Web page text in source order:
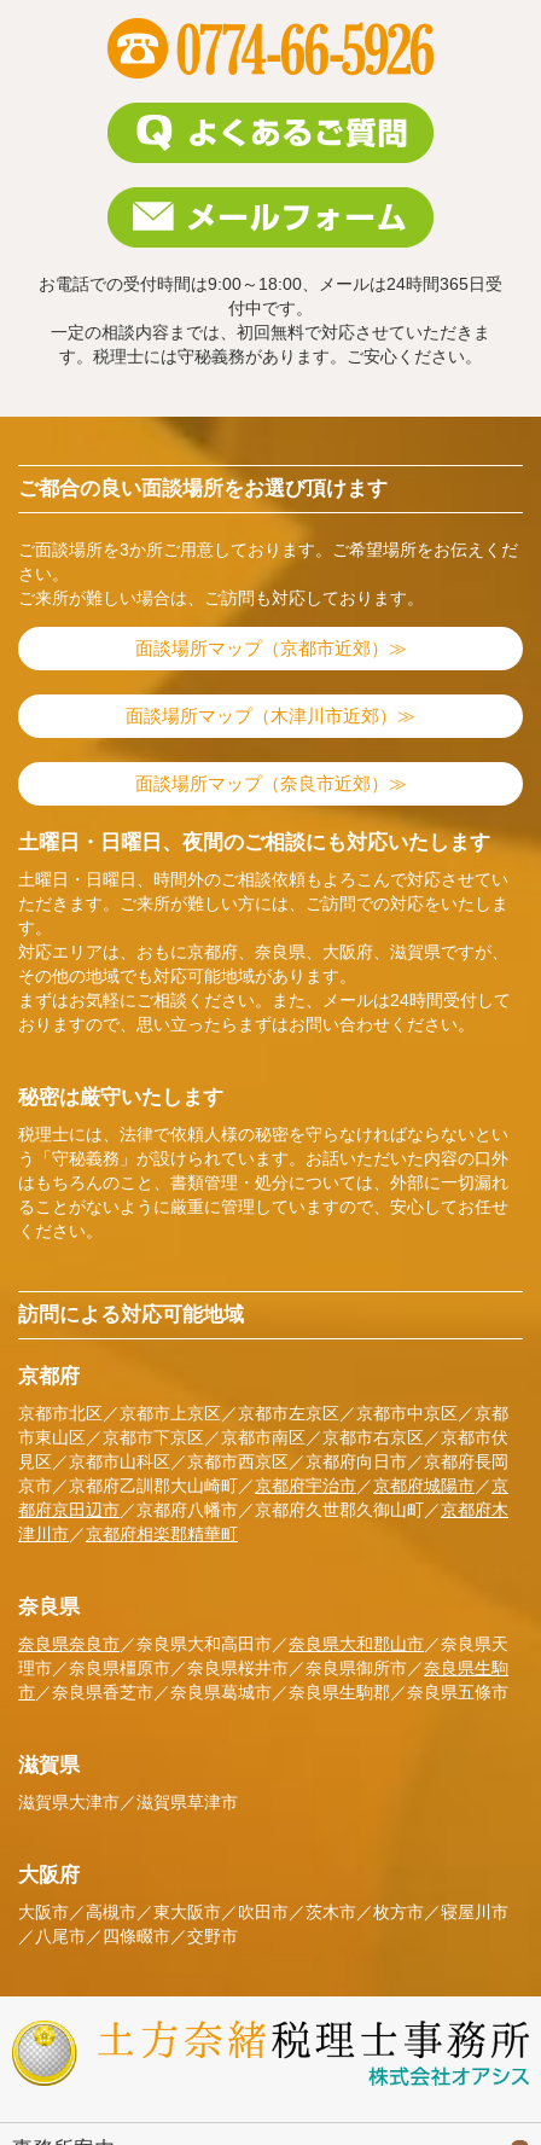
お電話での受付時間は9:00～18:00、メールは24時間365日受
付中です。
一定の相談内容までは、初回無料で対応させていただきま
す。税理士には守秘義務があります。ご安心ください。
ご都合の良い面談場所をお選び頂けます
ご面談場所を3か所ご用意しております。ご希望場所をお伝えくだ
さい。
ご来所が難しい場合は、ご訪問も対応しております。
面談場所マップ（京都市近郊）≫
面談場所マップ（木津川市近郊）≫
面談場所マップ（奈良市近郊）≫
土曜日・日曜日、夜間のご相談にも対応いたします
土曜日・日曜日、時間外のご相談依頼もよろこんで対応させてい
ただきます。ご来所が難しい方には、ご訪問での対応をいたしま
す。
対応エリアは、おもに京都府、奈良県、大阪府、滋賀県ですが、
その他の地域でも対応可能地域があります。
まずはお気軽にご相談ください。また、メールは24時間受付して
おりますので、思い立ったらまずはお問い合わせください。
秘密は厳守いたします
税理士には、法律で依頼人様の秘密を守らなければならないとい
う「守秘義務」が設けられています。お話いただいた内容の口外
はもちろんのこと、書類管理・処分については、外部に一切漏れ
ることがないように厳重に管理していますので、安心してお任せ
ください。
訪問による対応可能地域
京都府
京都市北区／京都市上京区／京都市左京区／京都市中京区／京都
市東山区／京都市下京区／京都市南区／京都市右京区／京都市伏
見区／京都市山科区／京都市西京区／京都府向日市／京都府長岡
京市／京都府乙訓郡大山崎町／京都府宇治市／京都府城陽市／京
都府京田辺市／京都府八幡市／京都府久世郡久御山町／京都府木
津川市／京都府相楽郡精華町
奈良県
奈良県奈良市／奈良県大和高田市／奈良県大和郡山市／奈良県天
理市／奈良県橿原市／奈良県桜井市／奈良県御所市／奈良県生駒
市／奈良県香芝市／奈良県葛城市／奈良県生駒郡／奈良県五條市
滋賀県
滋賀県大津市／滋賀県草津市
大阪府
大阪市／高槻市／東大阪市／吹田市／茨木市／枚方市／寝屋川市
／八尾市／四條畷市／交野市